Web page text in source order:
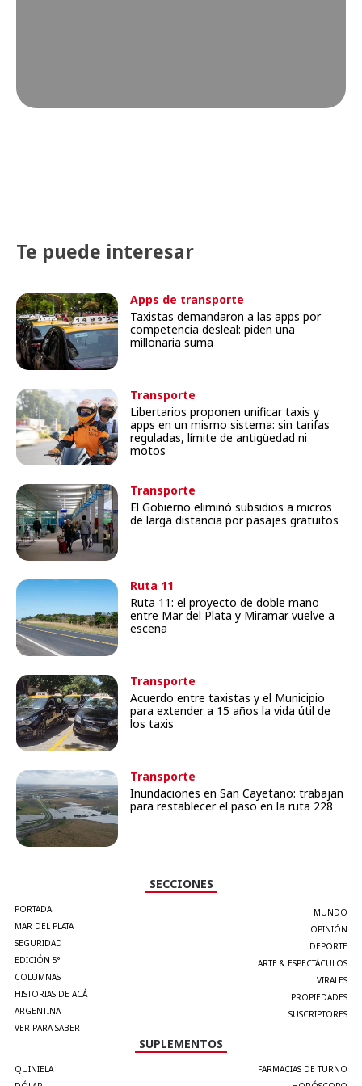
Te puede interesar
Apps de transporte
Taxistas demandaron a las apps por
competencia desleal: piden una
millonaria suma
Transporte
Libertarios proponen unificar taxis y
apps en un mismo sistema: sin tarifas
reguladas, límite de antigüedad ni
motos
Transporte
El Gobierno eliminó subsidios a micros
de larga distancia por pasajes gratuitos
Ruta 11
Ruta 11: el proyecto de doble mano
entre Mar del Plata y Miramar vuelve a
escena
Transporte
Acuerdo entre taxistas y el Municipio
para extender a 15 años la vida útil de
los taxis
Transporte
Inundaciones en San Cayetano: trabajan
para restablecer el paso en la ruta 228
SECCIONES
PORTADA
MAR DEL PLATA
SEGURIDAD
EDICIÓN 5°
COLUMNAS
HISTORIAS DE ACÁ
ARGENTINA
VER PARA SABER
MUNDO
OPINIÓN
DEPORTE
ARTE & ESPECTÁCULOS
VIRALES
PROPIEDADES
SUSCRIPTORES
SUPLEMENTOS
QUINIELA
FARMACIAS DE TURNO